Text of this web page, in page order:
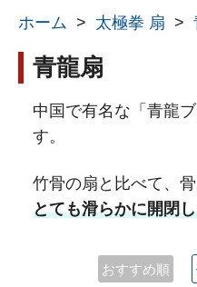
ホーム > 太極拳 扇 >
青龍扇
中国で有名な「青龍
す。
竹骨の扇と比べて、
とても滑らかに開閉
おすすめ順